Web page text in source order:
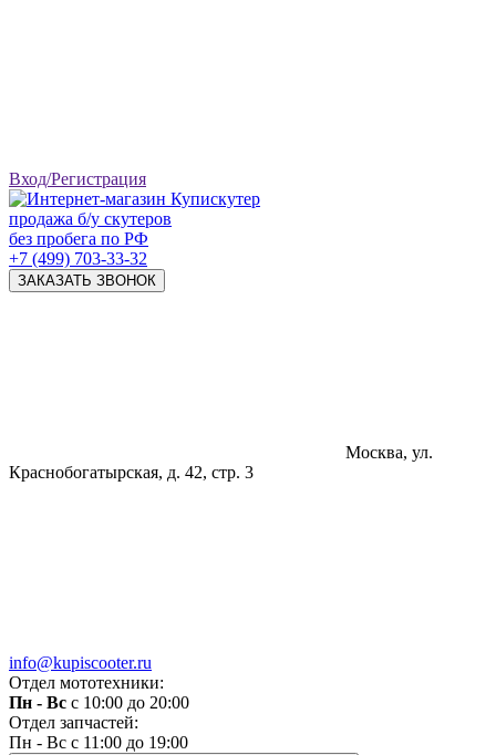
Вход/Регистрация
продажа б/у скутеров
без пробега по РФ
+7 (499) 703-33-32
ЗАКАЗАТЬ ЗВОНОК
Москва, ул.
Краснобогатырская, д. 42, стр. 3
info@kupiscooter.ru
Отдел мототехники:
Пн - Вс с 10:00 до 20:00
Отдел запчастей:
Пн - Вс с 11:00 до 19:00